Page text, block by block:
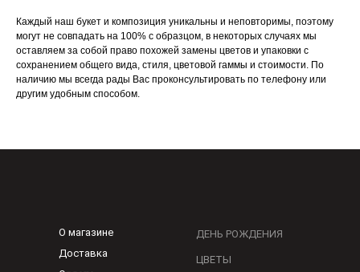
Каждый наш букет и композиция уникальны и неповторимы, поэтому
могут не совпадать на 100% с образцом, в некоторых случаях мы
оставляем за собой право похожей замены цветов и упаковки с
сохранением общего вида, стиля, цветовой гаммы и стоимости. По
наличию мы всегда рады Вас проконсультировать по телефону или
другим удобным способом.
О магазине
Доставка
ДЕНЬ РОЖДЕНИЯ
ЦВЕТЫ